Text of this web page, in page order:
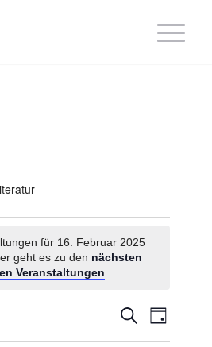
für 16. Februar 2025
geht es zu den nächsten
Veranstaltungen
Suche
und
SucheTag